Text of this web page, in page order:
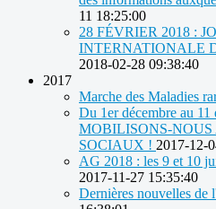
11 18:25:00
28 FÉVRIER 2018 :
INTERNATIONALE
2018-02-28 09:38:40
2017
Marche des Maladies
Du 1er décembre au 11
MOBILISONS-NOUS
SOCIAUX ! 2017-12-
AG 2018 : les 9 et 10
2017-11-27 15:35:40
Dernières nouvelles de